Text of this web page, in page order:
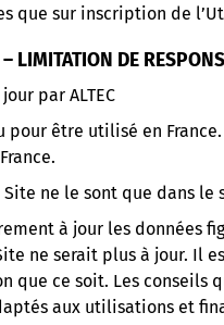
que sur inscription de
LIMITATION DE
par ALTEC
pour être utilisé en
ne le sont que dans
à jour les données
ne serait plus à jour. Il
que ce soit. Les conseils
aux utilisations et